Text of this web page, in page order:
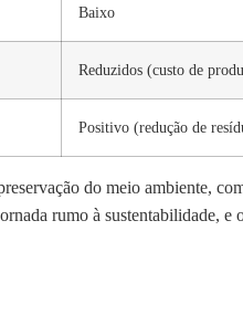
Baixo
Reduzidos (custo de
Positivo (redução de
do meio ambiente,
rumo à sustentabilidade,